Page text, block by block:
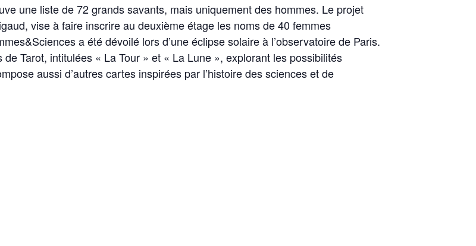
une liste de 72 grands savants, mais uniquement des hommes. Le projet
vise à faire inscrire au deuxième étage les noms de 40 femmes
a été dévoilé lors d’une éclipse solaire à l’observatoire de Paris.
Tarot, intitulées « La Tour » et « La Lune », explorant les possibilités
aussi d’autres cartes inspirées par l’histoire des sciences et de